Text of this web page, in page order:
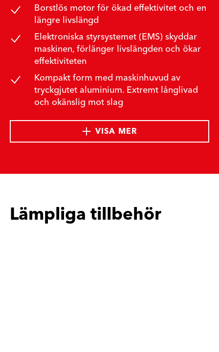
Borstlös motor för ökad effektivitet och en
längre livslängd
Elektroniska styrsystemet (EMS) skyddar
maskinen, förlänger livslängden och ökar
effektiviteten
Kompakt form med maskinhuvud av
tryckgjutet aluminium. Extremt långlivad
och okänslig mot slag
VISA MER
Lämpliga tillbehör